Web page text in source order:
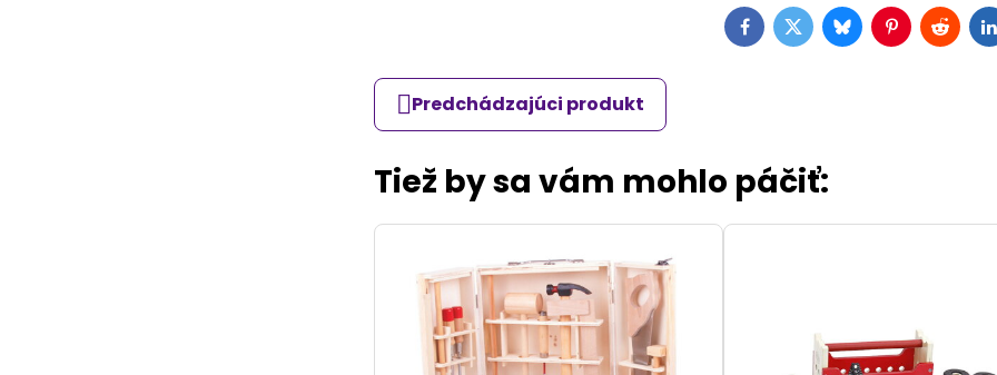
Facebook
TwitterBlueskyPinterest
Reddit
Predchádzajúci produkt
Tiež by sa vám mohlo páčiť: